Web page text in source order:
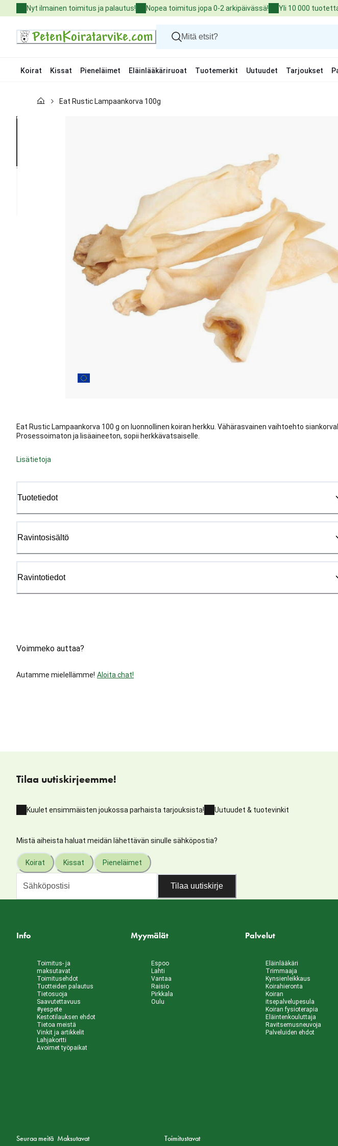
to
Nyt ilmainen toimitus ja palautus! Nopea toimitus jopa 0-2 arkipäivässä! Yli 10 000
Koirat Kissat Pieneläimet Eläinlääkäriruoat Tuotemerkit Uutuudet Tarjoukset
Kissat
Eat Rustic Lampaankorva 100g
Eat Rustic Lampaankorva 100 g on luonnollinen koiran herkku. Vähärasvainen vaihtoehto
Prosessoimaton ja lisäaineeton, sopii herkkävatsaiselle.
Lisätietoja
Tuotetiedot
Ravintosisältö
Ravintotiedot
Voimmeko auttaa?
Autamme mielellämme! Aloita chat!
Tilaa uutiskirjeemme!
Kuulet ensimmäisten joukossa parhaista tarjouksista! Uutuudet & tuotevinkit
Mistä aiheista haluat meidän lähettävän sinulle sähköpostia?
Koirat Kissat Pieneläimet
Tilaa uutiskirje
Info
Toimitus- ja
maksutavat
Toimitusehdot
Tuotteiden palautus
Tietosuoja
Saavutettavuus
#yespete
Kestotilauksen ehdot
Tietoa meistä
Vinkit ja artikkelit
Lahjakortti
Avoimet työpaikat
Myymälät
Espoo
Lahti
Vantaa
Raisio
Pirkkala
Oulu
Palvelut
Eläinlääkäri
Trimmaaja
Kynsienleikkaus
Koirahieronta
Koiran
itsepalvelupesula
Koiran fysioterapia
Eläintenkouluttaja
Ravitsemusneuvoja
Palveluiden ehdot
Seuraa meitä Maksutavat Toimitustavat